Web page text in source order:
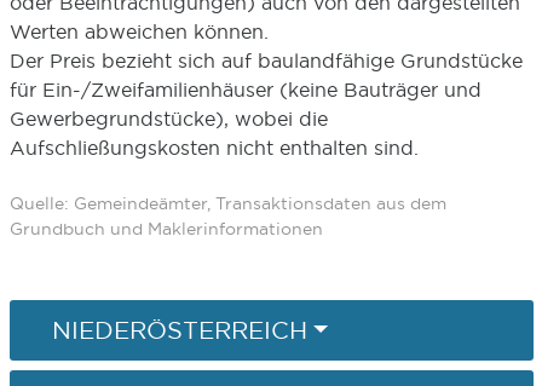
Werten abweichen können.
Der Preis bezieht sich auf baulandfähige Grundstücke
für Ein-/Zweifamilienhäuser (keine Bauträger und
Gewerbegrundstücke), wobei die
Aufschließungskosten nicht enthalten sind.
Quelle: Gemeindeämter, Transaktionsdaten aus dem
Grundbuch und Maklerinformationen
NIEDERÖSTERREICH